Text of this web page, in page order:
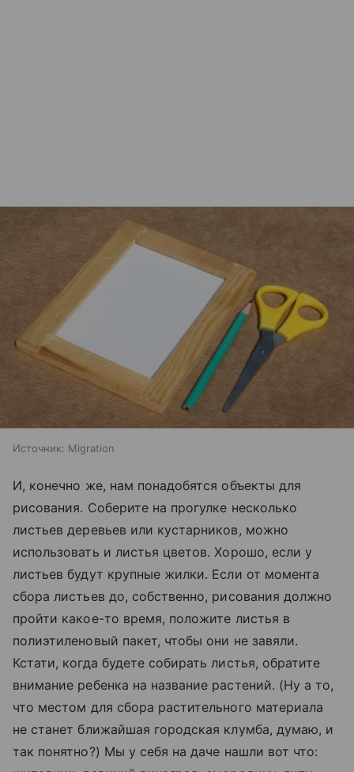
Источник: Migration
И, конечно же, нам понадобятся объекты для
рисования. Соберите на прогулке несколько
листьев деревьев или кустарников, можно
использовать и листья цветов. Хорошо, если у
листьев будут крупные жилки. Если от момента
сбора листьев до, собственно, рисования должно
пройти какое-то время, положите листья в
полиэтиленовый пакет, чтобы они не завяли.
Кстати, когда будете собирать листья, обратите
внимание ребенка на название растений. (Ну а то,
что местом для сбора растительного материала
не станет ближайшая городская клумба, думаю, и
так понятно?) Мы у себя на даче нашли вот что: